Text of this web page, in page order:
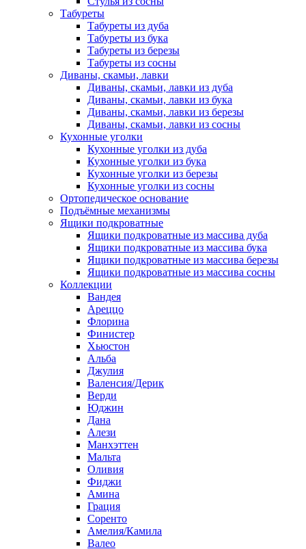
Табуреты
Табуреты из дуба
Табуреты из бука
Табуреты из березы
Табуреты из сосны
Диваны, скамьи, лавки
Диваны, скамьи, лавки из дуба
Диваны, скамьи, лавки из бука
Диваны, скамьи, лавки из березы
Диваны, скамьи, лавки из сосны
Кухонные уголки
Кухонные уголки из дуба
Кухонные уголки из бука
Кухонные уголки из березы
Кухонные уголки из сосны
Ортопедическое основание
Подъёмные механизмы
Ящики подкроватные
Ящики подкроватные из массива дуба
Ящики подкроватные из массива бука
Ящики подкроватные из массива березы
Ящики подкроватные из массива сосны
Коллекции
Вандея
Ареццо
Флорина
Финистер
Хьюстон
Альба
Джулия
Валенсия/Дерик
Верди
Юджин
Дана
Алези
Манхэттен
Мальта
Оливия
Фиджи
Амина
Грация
Соренто
Амелия/Камила
Валео